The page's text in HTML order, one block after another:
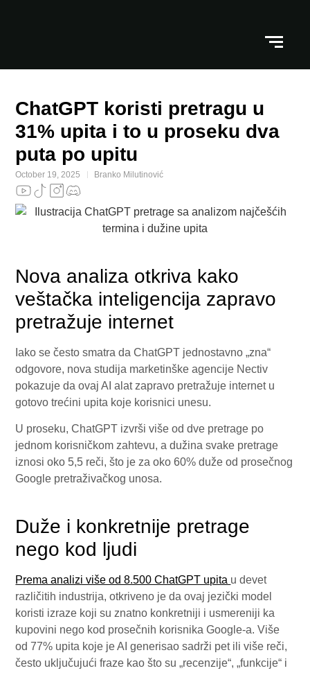
ChatGPT koristi pretragu u
31% upita i to u proseku dva
puta po upitu
October 19, 2025 Branko Milutinović
Nova analiza otkriva kako
veštačka inteligencija zapravo
pretražuje internet
Iako se često smatra da ChatGPT jednostavno „zna“
odgovore, nova studija marketinške agencije Nectiv
pokazuje da ovaj AI alat zapravo pretražuje internet u
gotovo trećini upita koje korisnici unesu.
U proseku, ChatGPT izvrši više od dve pretrage po
jednom korisničkom zahtevu, a dužina svake pretrage
iznosi oko 5,5 reči, što je za oko 60% duže od prosečnog
Google pretraživačkog unosa.
Duže i konkretnije pretrage
nego kod ljudi
Prema analizi više od 8.500 ChatGPT upita u devet
različitih industrija, otkriveno je da ovaj jezički model
koristi izraze koji su znatno konkretniji i usmereniji ka
kupovini nego kod prosečnih korisnika Google-a. Više
od 77% upita koje je AI generisao sadrži pet ili više reči,
često uključujući fraze kao što su „recenzije“, „funkcije“ i